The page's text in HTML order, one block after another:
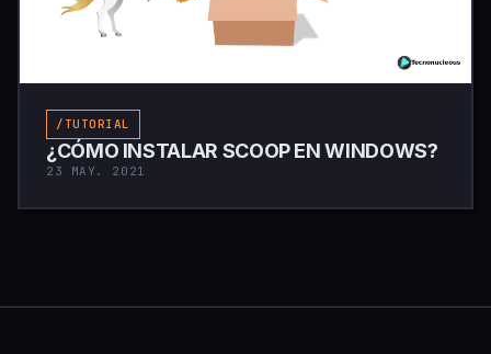
/TUTORIAL
¿CÓMO INSTALAR SCOOP EN WINDOWS?
23 MAY. 2021